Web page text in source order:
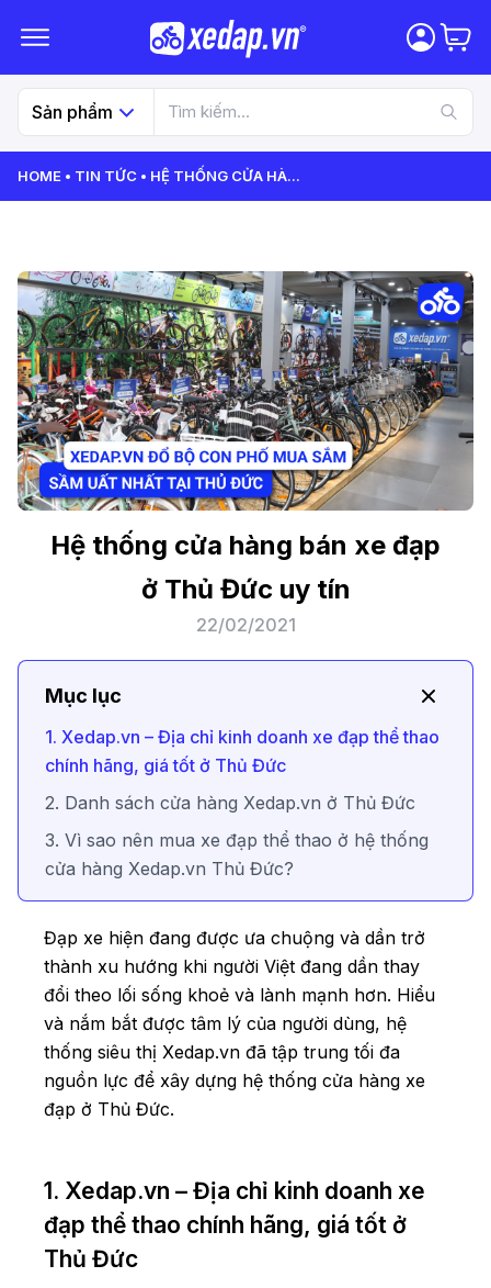
Sản phẩm
HOME TIN TỨC HỆ THỐNG CỬA HÀ...
Hệ thống cửa hàng bán xe đạp
ở Thủ Đức uy tín
22/02/2021
Mục lục
1. Xedap.vn – Địa chỉ kinh doanh xe đạp thể thao
chính hãng, giá tốt ở Thủ Đức
2. Danh sách cửa hàng Xedap.vn ở Thủ Đức
3. Vì sao nên mua xe đạp thể thao ở hệ thống
cửa hàng Xedap.vn Thủ Đức?
Đạp xe hiện đang được ưa chuộng và dần trở
thành xu hướng khi người Việt đang dần thay
đổi theo lối sống khoẻ và lành mạnh hơn. Hiểu
và nắm bắt được tâm lý của người dùng, hệ
thống siêu thị Xedap.vn đã tập trung tối đa
nguồn lực để xây dựng hệ thống cửa hàng xe
đạp ở Thủ Đức.
1. Xedap.vn – Địa chỉ kinh doanh xe
đạp thể thao chính hãng, giá tốt ở
Thủ Đức